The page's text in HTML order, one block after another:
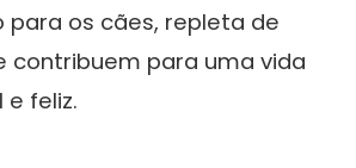
para os cães, repleta de
contribuem para uma vida
e feliz.